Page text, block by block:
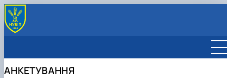
АСПІРАНТУРА
Спеціальності, освітньо-наукові програми
ДОКТОРАНТУРА
АНКЕТУВАННЯ